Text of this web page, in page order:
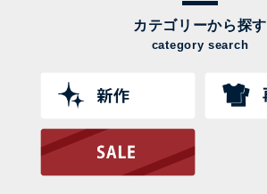
カテゴリーから探す
category search